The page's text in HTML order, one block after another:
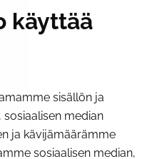
käyttää
sisällön ja
median
ja kävijämäärämme
sosiaalisen median,
historia 1
Tornion historia 2 ja 3